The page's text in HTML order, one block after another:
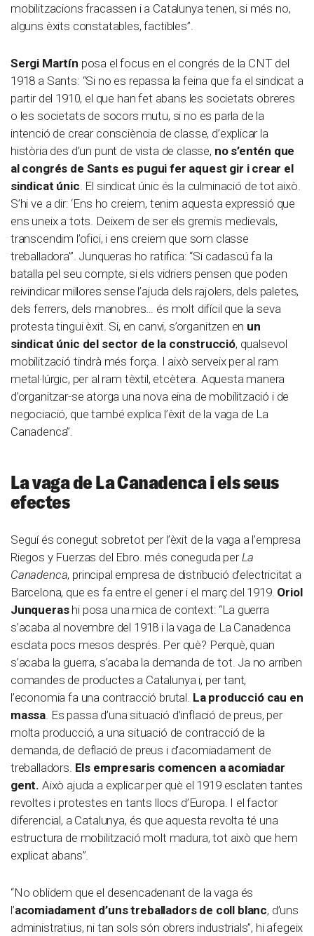
mobilitzacions fracassen i a Catalunya tenen, si més no,
alguns èxits constatables, factibles”.
Sergi Martín posa el focus en el congrés de la CNT del
1918 a Sants: “Si no es repassa la feina que fa el sindicat a
partir del 1910, el que han fet abans les societats obreres
o les societats de socors mutu, si no es parla de la
intenció de crear consciència de classe, d’explicar la
història des d’un punt de vista de classe, no s’entén que
al congrés de Sants es pugui fer aquest gir i crear el
sindicat únic . El sindicat únic és la culminació de tot això.
S’hi ve a dir: ‘Ens ho creiem, tenim aquesta expressió que
ens uneix a tots. Deixem de ser els gremis medievals,
transcendim l’ofici, i ens creiem que som classe
treballadora'”. Junqueras ho ratifica: “Si cadascú fa la
batalla pel seu compte, si els vidriers pensen que poden
reivindicar millores sense l’ajuda dels rajolers, dels paletes,
dels ferrers, dels manobres… és molt difícil que la seva
protesta tingui èxit. Si, en canvi, s’organitzen en un
sindicat únic del sector de la construcció, qualsevol
mobilització tindrà més força. I això serveix per al ram
metal·lúrgic, per al ram tèxtil, etcètera. Aquesta manera
d’organitzar-se atorga una nova eina de mobilització i de
negociació, que també explica l’èxit de la vaga de La
Canadenca”.
La vaga de La Canadenca i els seus
efectes
Seguí és conegut sobretot per l’èxit de la vaga a l’empresa
Riegos y Fuerzas del Ebro. més coneguda perLa
Canadenca, principal empresa de distribució d’electricitat a
Barcelona, que es fa entre el gener i el març del 1919. Oriol
Junquerashi posa una mica de context: “La guerra
s’acaba al novembre del 1918 i la vaga de La Canadenca
esclata pocs mesos després. Per què? Perquè, quan
s’acaba la guerra, s’acaba la demanda de tot. Ja no arriben
comandes de productes a Catalunya i, per tant,
l’economia fa una contracció brutal. La producció cau en
massa . Es passa d’una situació d’inflació de preus, per
molta producció, a una situació de contracció de la
demanda, de deflació de preus i d’acomiadament de
treballadors. Els empresaris comencen a acomiadar
gent. Això ajuda a explicar per què el 1919 esclaten tantes
revoltes i protestes en tants llocs d’Europa. I el factor
diferencial, a Catalunya, és que aquesta revolta té una
estructura de mobilització molt madura, tot això que hem
explicat abans”.
“No oblidem que el desencadenant de la vaga és
l’acomiadament d’uns treballadors de coll blanc, d’uns
administratius, ni tan sols són obrers industrials”, hi afegeix